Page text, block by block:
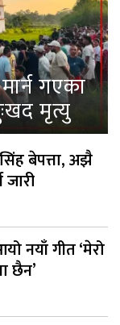
गएका
मृत्यु
बेपत्ता, अझै
नयाँ गीत ‘मेरो
छैन’